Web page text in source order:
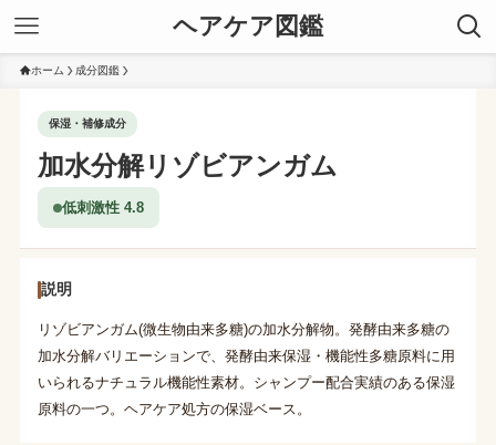
ヘアケア図鑑
ホーム 成分図鑑
保湿・補修成分
加水分解リゾビアンガム
低刺激性 4.8
説明
リゾビアンガム(微生物由来多糖)の加水分解物。発酵由来多糖の
加水分解バリエーションで、発酵由来保湿・機能性多糖原料に用
いられるナチュラル機能性素材。シャンプー配合実績のある保湿
原料の一つ。ヘアケア処方の保湿ベース。